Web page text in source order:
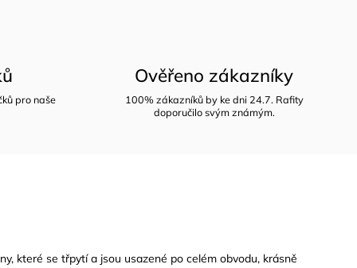
pro naše
Ověřeno zákazníky
100% zákazníků by ke dni 24.7. Rafity
doporučilo svým známým.
které se třpytí a jsou usazené po celém obvodu, krásně